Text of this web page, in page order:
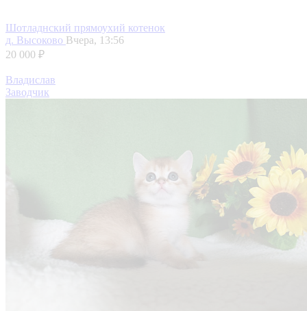
Шотладнский прямоухий котенок
д. Высоково Вчера, 13:56
20 000 ₽
Владислав
Заводчик